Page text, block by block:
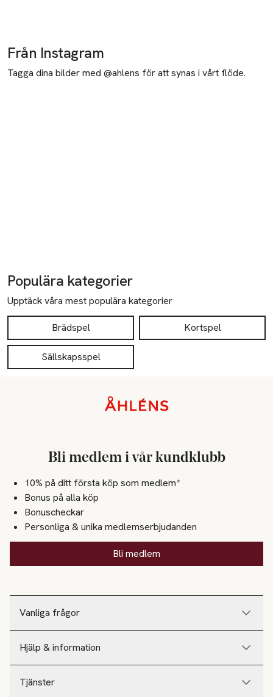
Från Instagram
Tagga dina bilder med @ahlens för att synas i vårt flöde.
Populära kategorier
Upptäck våra mest populära kategorier
Brädspel Kortspel
Sällskapsspel
Vanliga frågor
Hjälp & information
Tjänster
Bli medlem i vår kundklubb
10% på ditt första köp som medlem*
Bonus på alla köp
Bonuscheckar
Personliga & unika medlemserbjudanden
Bli medlem